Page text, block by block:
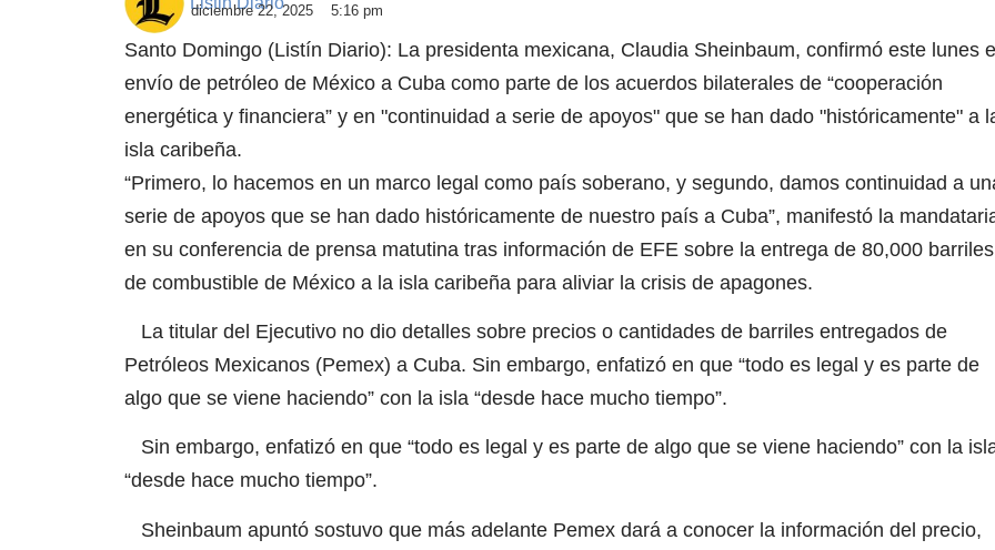
diciembre 22, 2025 5:16 pm
Santo Domingo (Listín Diario): La presidenta mexicana, Claudia Sheinbaum, confirmó este lunes
envío de petróleo de México a Cuba como parte de los acuerdos bilaterales de “cooperación
energética y financiera” y en "continuidad a serie de apoyos" que se han dado "históricamente" a
isla caribeña.
“Primero, lo hacemos en un marco legal como país soberano, y segundo, damos continuidad a
serie de apoyos que se han dado históricamente de nuestro país a Cuba”, manifestó la
en su conferencia de prensa matutina tras información de EFE sobre la entrega de 80,000 barriles
de combustible de México a la isla caribeña para aliviar la crisis de apagones.
La titular del Ejecutivo no dio detalles sobre precios o cantidades de barriles entregados de
Petróleos Mexicanos (Pemex) a Cuba. Sin embargo, enfatizó en que “todo es legal y es parte de
algo que se viene haciendo” con la isla “desde hace mucho tiempo”.
Sin embargo, enfatizó en que “todo es legal y es parte de algo que se viene haciendo” con la
“desde hace mucho tiempo”.
Sheinbaum apuntó sostuvo que más adelante Pemex dará a conocer la información del precio,